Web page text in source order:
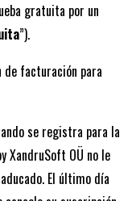
gratuita por un
”).
de facturación para
se registra para la
XandruSoft OÜ no le
El último día